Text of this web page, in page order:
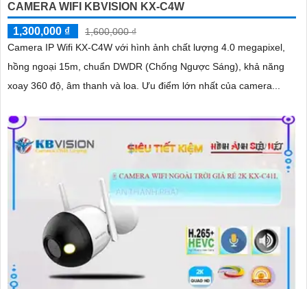
CAMERA WIFI KBVISION KX-C4W
1,300,000 ₫
1,600,000 ₫
Camera IP Wifi KX-C4W với hình ảnh chất lượng 4.0 megapixel,
hồng ngoại 15m, chuẩn DWDR (Chống Ngược Sáng), khả năng
xoay 360 độ, âm thanh và loa. Ưu điểm lớn nhất của camera...